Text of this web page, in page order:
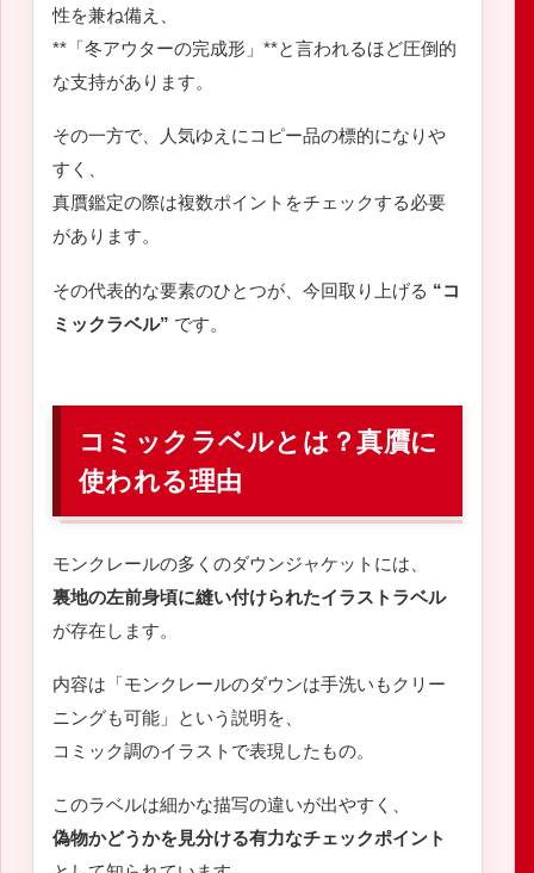
性を兼ね備え、
**「冬アウターの完成形」**と言われるほど圧倒的
な支持があります。
その一方で、人気ゆえにコピー品の標的になりや
すく、
真贋鑑定の際は複数ポイントをチェックする必要
があります。
その代表的な要素のひとつが、今回取り上げる “コ
ミックラベル” です。
コミックラベルとは？真贋に
使われる理由
モンクレールの多くのダウンジャケットには、
裏地の左前身頃に縫い付けられたイラストラベル
が存在します。
内容は「モンクレールのダウンは手洗いもクリー
ニングも可能」という説明を、
コミック調のイラストで表現したもの。
このラベルは細かな描写の違いが出やすく、
偽物かどうかを見分ける有力なチェックポイント